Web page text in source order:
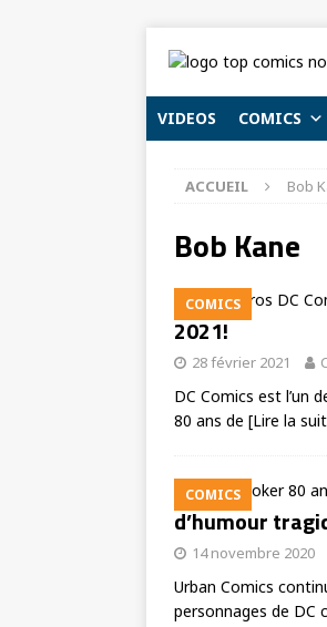
VIDEOS COMICS
ACCUEIL Bob
Bob Kane
COMICS
2021!
28 février 2021
DC Comics est l’un
80 ans de [Lire la
COMICS
d’humour
14 novembre 2020
Urban Comics
personnages de DC